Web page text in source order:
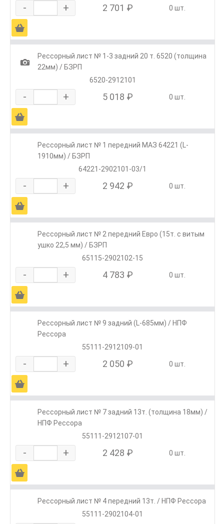
- + 2 701 ₽ 0 шт.
Ä
1
Рессорный лист № 1-3 задний 20 т. 6520 (толщина
22мм) / БЗРП
6520-2912101
- + 5 018 ₽ 0 шт.
Ä
Рессорный лист № 1 передний МАЗ 64221 (L-
1910мм) / БЗРП
64221-2902101-03/1
- + 2 942 ₽ 0 шт.
Ä
Рессорный лист № 2 передний Евро (15т. с витым
ушко 22,5 мм) / БЗРП
65115-2902102-15
- + 4 783 ₽ 0 шт.
Ä
Рессорный лист № 9 задний (L-685мм) / НПФ
Рессора
55111-2912109-01
- + 2 050 ₽ 0 шт.
Ä
Рессорный лист № 7 задний 13т. (толщина 18мм) /
НПФ Рессора
55111-2912107-01
- + 2 428 ₽ 0 шт.
Ä
Рессорный лист № 4 передний 13т. / НПФ Рессора
55111-2902104-01